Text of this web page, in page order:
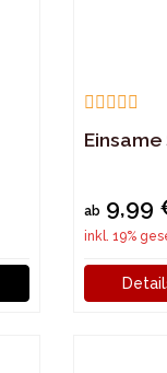
Einsame
ab 9,99
inkl. 19%